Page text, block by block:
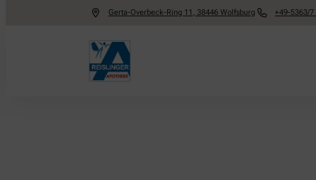
Gerta-Overbeck-Ring 11 , 38446 Wolfsburg +49-5363/7